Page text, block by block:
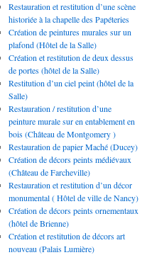
Restauration et restitution d’une scène
historiée à la chapelle des Papéteries
Création de peintures murales sur un
plafond (Hôtel de la Salle)
Création et restitution de deux dessus
de portes (hôtel de la Salle)
Restitution d’un ciel peint (hôtel de la
Salle)
Restauration / restitution d’une
peinture murale sur en entablement en
bois (Château de Montgomery )
Restauration de papier Maché (Ducey)
Création de décors peints médiévaux
(Château de Farcheville)
Restauration et restitution d’un décor
monumental ( Hôtel de ville de Nancy)
Création de décors peints ornementaux
(hôtel de Brienne)
Création et restitution de décors art
nouveau (Palais Lumière)